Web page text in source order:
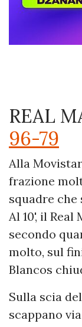
REAL
96-79
Alla
frazione
squadre
Al 10', il
secondo
molto, sul
Blancos
Sulla scia
scappano